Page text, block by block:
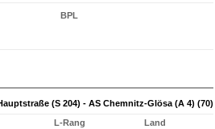
BPL
(S 204) - AS Chemnitz-Glösa (A 4) (70)
L-Rang
Land